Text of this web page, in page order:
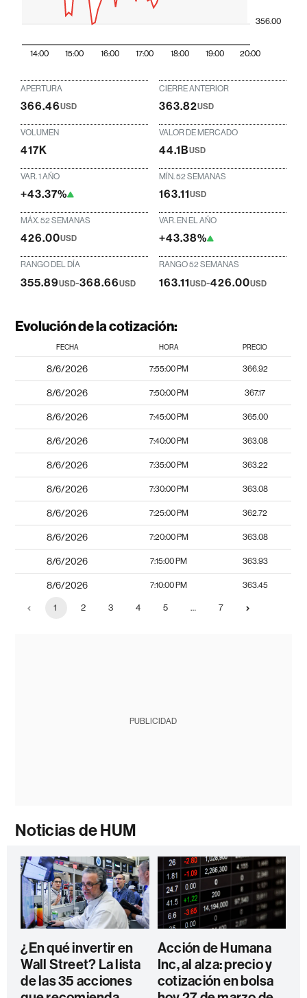
14:00 15:00 16:00 17:00 18:00 19:00 20:00
356.00
APERTURA
366.46USD
CIERRE ANTERIOR
363.82USD
VOLUMEN
417K
VALOR DE MERCADO
44.1BUSD
VAR. 1 AÑO
+43.37%
MÍN. 52 SEMANAS
163.11USD
MÁX. 52 SEMANAS
426.00USD
VAR. EN EL AÑO
+43.38%
RANGO DEL DÍA
355.89USD-368.66USD
RANGO 52 SEMANAS
163.11USD-426.00USD
Evolución de la cotización:
FECHA HORA PRECIO
8/6/2026 7:55:00 PM 366.92
8/6/2026 7:50:00 PM 367.17
8/6/2026 7:45:00 PM 365.00
8/6/2026 7:40:00 PM 363.08
8/6/2026 7:35:00 PM 363.22
8/6/2026 7:30:00 PM 363.08
8/6/2026 7:25:00 PM 362.72
8/6/2026 7:20:00 PM 363.08
8/6/2026 7:15:00 PM 363.93
8/6/2026 7:10:00 PM 363.45
1 2 3 4 5 … 7
PUBLICIDAD
Noticias de HUM
¿En qué invertir en
Wall Street? La lista
de las 35 acciones
Acción de Humana
Inc, al alza: precio y
cotización en bolsa